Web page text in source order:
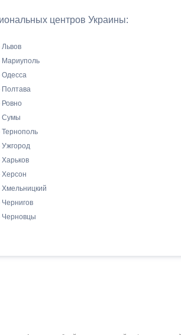
центров Украины:
Мариуполь
Одесса
Полтава
Сумы
Черновцы